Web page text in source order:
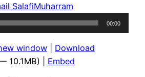
SalafiMuharram
00:00
window
Download
10.1MB) | Embed